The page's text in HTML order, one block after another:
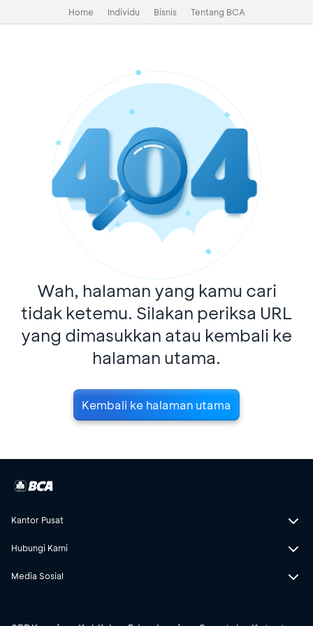
Home Individu Bisnis Tentang BCA
Wah, halaman yang kamu cari
tidak ketemu. Silakan periksa URL
yang dimasukkan atau kembali ke
halaman utama.
Kembali ke halaman utama
Kantor Pusat
Hubungi Kami
Media Sosial